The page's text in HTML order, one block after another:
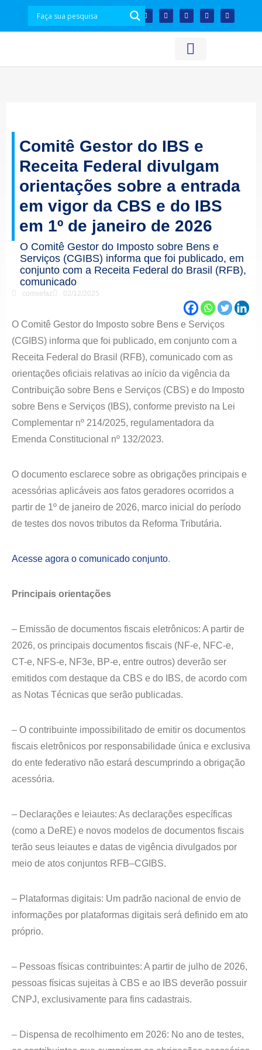
Comitê Gestor do IBS e
Receita Federal divulgam
orientações sobre a entrada
em vigor da CBS e do IBS
em 1º de janeiro de 2026
O Comitê Gestor do Imposto sobre Bens e
Serviços (CGIBS) informa que foi publicado, em
conjunto com a Receita Federal do Brasil (RFB),
comunicado
comsefaz 02/12/2025
O Comitê Gestor do Imposto sobre Bens e Serviços
(CGIBS) informa que foi publicado, em conjunto com a
Receita Federal do Brasil (RFB), comunicado com as
orientações oficiais relativas ao início da vigência da
Contribuição sobre Bens e Serviços (CBS) e do Imposto
sobre Bens e Serviços (IBS), conforme previsto na Lei
Complementar nº 214/2025, regulamentadora da
Emenda Constitucional nº 132/2023.
O documento esclarece sobre as obrigações principais e
acessórias aplicáveis aos fatos geradores ocorridos a
partir de 1º de janeiro de 2026, marco inicial do período
de testes dos novos tributos da Reforma Tributária.
Acesse agora o comunicado conjunto.
Principais orientações
– Emissão de documentos fiscais eletrônicos: A partir de
2026, os principais documentos fiscais (NF-e, NFC-e,
CT-e, NFS-e, NF3e, BP-e, entre outros) deverão ser
emitidos com destaque da CBS e do IBS, de acordo com
as Notas Técnicas que serão publicadas.
– O contribuinte impossibilitado de emitir os documentos
fiscais eletrônicos por responsabilidade única e exclusiva
do ente federativo não estará descumprindo a obrigação
acessória.
– Declarações e leiautes: As declarações específicas
(como a DeRE) e novos modelos de documentos fiscais
terão seus leiautes e datas de vigência divulgados por
meio de atos conjuntos RFB–CGIBS.
– Plataformas digitais: Um padrão nacional de envio de
informações por plataformas digitais será definido em ato
próprio.
– Pessoas físicas contribuintes: A partir de julho de 2026,
pessoas físicas sujeitas à CBS e ao IBS deverão possuir
CNPJ, exclusivamente para fins cadastrais.
– Dispensa de recolhimento em 2026: No ano de testes,